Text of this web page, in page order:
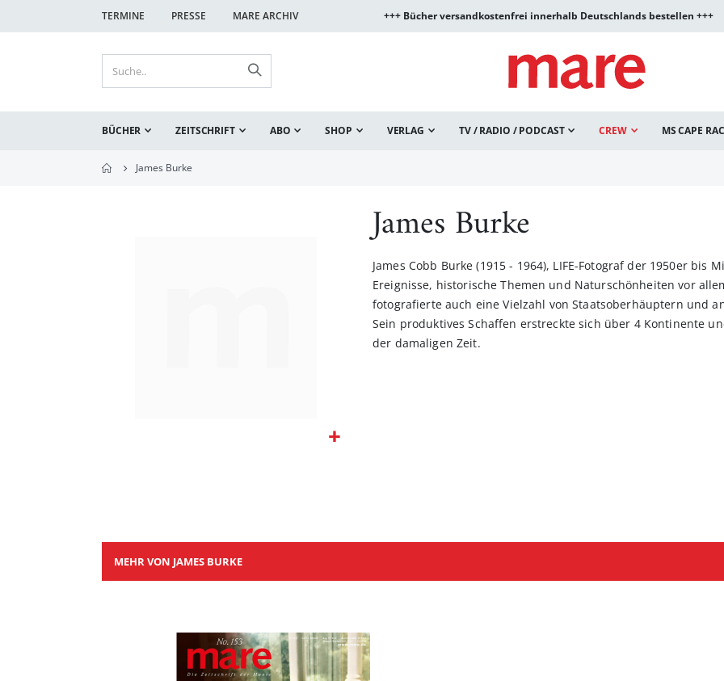
TERMINE PRESSE MARE ARCHIV +++ Bücher versandkostenfrei innerhalb Deutschlands bestellen +++
BÜCHER ZEITSCHRIFT ABO SHOP VERLAG TV / RADIO / PODCAST CREW MS CAPE
James Burke
James Burke
James Cobb Burke (1915 - 1964), LIFE-Fotograf der 1950er
Ereignisse, historische Themen und Naturschönheiten vor
fotografierte auch eine Vielzahl von Staatsoberhäuptern und
Sein produktives Schaffen erstreckte sich über 4 Kontinente
der damaligen Zeit.
MEHR VON JAMES BURKE